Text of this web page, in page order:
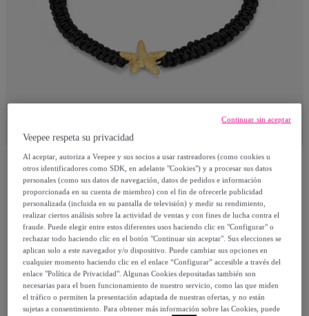
Radiant
Pulsera Radiant Mujer RY000138
Modelo: Pulsera Radiant Mujer RY000138
23,00 €
39,90 €
Veepee respeta su privacidad
Al aceptar, autoriza a Veepee y sus socios a usar rastreadores (como cookies u
otros identificadores como SDK, en adelante "Cookies") y a procesar sus datos
personales (como sus datos de navegación, datos de pedidos e información
proporcionada en su cuenta de miembro) con el fin de ofrecerle publicidad
personalizada (incluida en su pantalla de televisión) y medir su rendimiento,
realizar ciertos análisis sobre la actividad de ventas y con fines de lucha contra el
fraude. Puede elegir entre estos diferentes usos haciendo clic en "Configurar" o
rechazar todo haciendo clic en el botón "Continuar sin aceptar". Sus elecciones se
aplican solo a este navegador y/o dispositivo. Puede cambiar sus opciones en
cualquier momento haciendo clic en el enlace “Configurar” accesible a través del
enlace "Política de Privacidad". Algunas Cookies depositadas también son
necesarias para el buen funcionamiento de nuestro servicio, como las que miden
el tráfico o permiten la presentación adaptada de nuestras ofertas, y no están
sujetas a consentimiento. Para obtener más información sobre las Cookies, puede
Continuar sin aceptar